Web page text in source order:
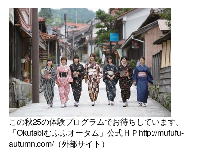
この秋25の体験プログラムでお待ちしています。
「Okutabiむふふオータム」公式ＨＰhttp://mufufu-
autumn.com/（外部サイト）